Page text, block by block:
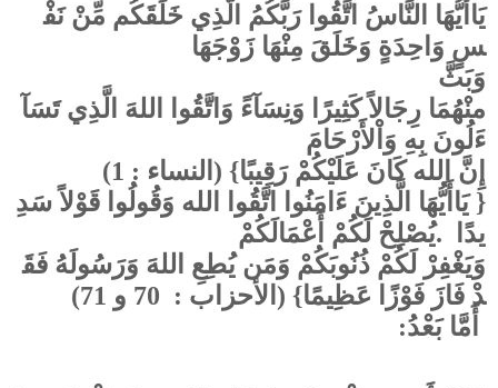
يَاأَيُّهَا النَّاسُ اتَّقُوا رَبَّكُمُ الَّذِي خَلَقَكُم مِّنْ نَفْ
سٍ وَاحِدَةٍ وَخَلَقَ مِنْهَا زَوْجَهَا
وَبَثَّ
منْهُمَا رِجَالاً كَثِيرًا وَنِسَآءً وَاتَّقُوا اللهَ الَّذِي تَسَآ
ءَلُونَ بِهِ وَاْلأَرْحَامَ
إِنَّ الله كَانَ عَلَيْكُمْ رَقِيبًا{(النساء : 1)
} يَاأَيُّهَا الَّذِينَ ءَامَنُوا اتَّقُوا الله وَقُولُوا قَوْلاً سَدِ
يدًا
.يُصْلِحْ لَكُمْ أَعْمَالَكُمْ
وَيَغْفِرْ لَكُمْ ذُنُوبَكُمْ وَمَن يُطِعِ اللهَ وَرَسُولَهُ فَقَ
دْ فَازَ فَوْزًا عَظِيمًا{(الأحزاب : 70 و 71)
أَمَّا بَعْدُ: